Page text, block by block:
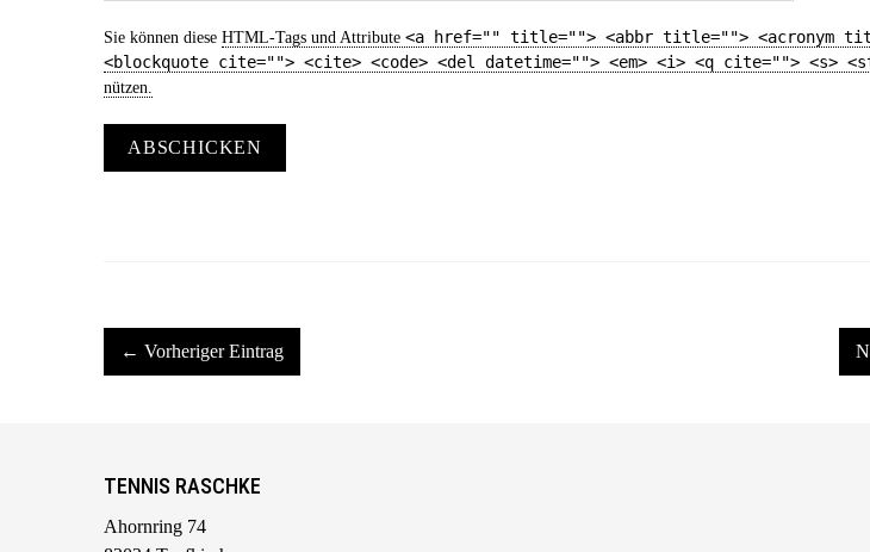
Sie können diese HTML-Tags und Attribute <a href="" title=""> <abbr title=""> <acronym
<blockquote cite=""> <cite> <code> <del datetime=""> <em> <i> <q cite=""> <s>
nützen.
ABSCHICKEN
← Vorheriger Eintrag
TENNIS RASCHKE
Ahornring 74